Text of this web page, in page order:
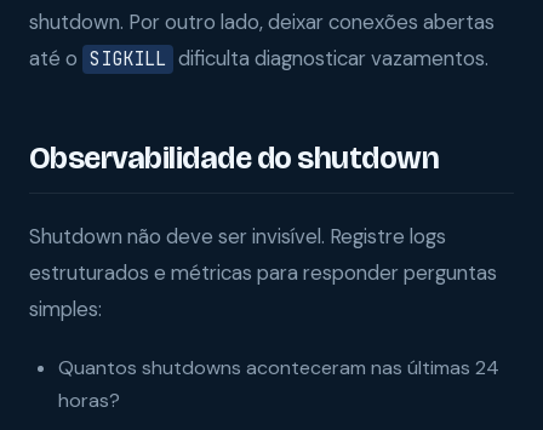
shutdown. Por outro lado, deixar conexões abertas
até o SIGKILL dificulta diagnosticar vazamentos.
Observabilidade do shutdown
Shutdown não deve ser invisível. Registre logs
estruturados e métricas para responder perguntas
simples:
Quantos shutdowns aconteceram nas últimas 24
horas?